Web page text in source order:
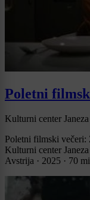
Poletni
Kulturni center
Poletni filmski
Kulturni center
Avstrija · 2025 · 70